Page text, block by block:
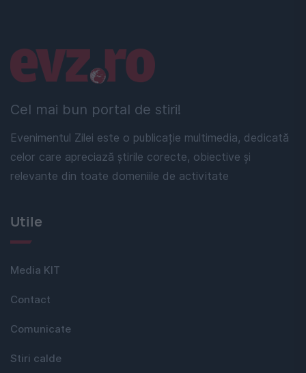
Cel mai bun portal de stiri!
Evenimentul Zilei este o publicație multimedia, dedicată
celor care apreciază știrile corecte, obiective și
relevante din toate domeniile de activitate
Linkuri utile
Utile
Media KIT
Contact
Comunicate
Stiri calde